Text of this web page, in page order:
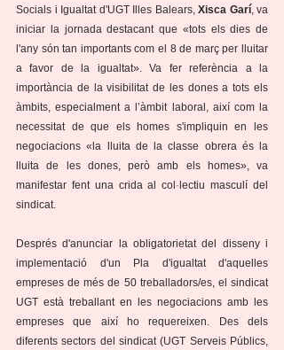
Socials i Igualtat d'UGT Illes Balears, Xisca Garí, va
iniciar la jornada destacant que «tots els dies de
l'any són tan importants com el 8 de març per lluitar
a favor de la igualtat». Va fer referència a la
importància de la visibilitat de les dones a tots els
àmbits, especialment a l’àmbit laboral, així com la
necessitat de que els homes s'impliquin en les
negociacions «la lluita de la classe obrera és la
lluita de les dones, però amb els homes», va
manifestar fent una crida al col·lectiu masculí del
sindicat.
Després d'anunciar la obligatorietat del disseny i
implementació d'un Pla d'igualtat d'aquelles
empreses de més de 50 treballadors/es, el sindicat
UGT està treballant en les negociacions amb les
empreses que així ho requereixen. Des dels
diferents sectors del sindicat (UGT Serveis Públics,